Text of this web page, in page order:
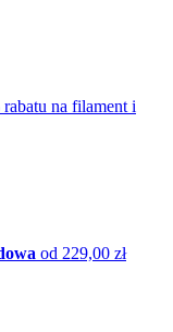
na filament i
od 229,00 zł